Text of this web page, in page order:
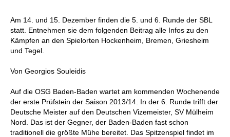
Am 14. und 15. Dezember finden die 5. und 6. Runde der SBL
statt. Entnehmen sie dem folgenden Beitrag alle Infos zu den
Kämpfen an den Spielorten Hockenheim, Bremen, Griesheim
und Tegel.
Von Georgios Souleidis
Auf die OSG Baden-Baden wartet am kommenden Wochenende
der erste Prüfstein der Saison 2013/14. In der 6. Runde trifft der
Deutsche Meister auf den Deutschen Vizemeister, SV Mülheim
Nord. Das ist der Gegner, der Baden-Baden fast schon
traditionell die größte Mühe bereitet. Das Spitzenspiel findet im